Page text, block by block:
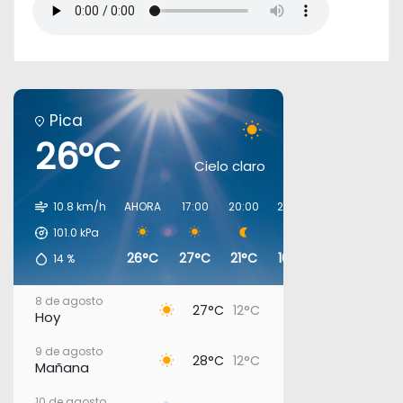
Pica
26°C Cielo claro
10.8 km/h
101.0 kPa
14 %
AHORA
26°C
17:00
27°C
20:00
21°C
23:00
16°C
8 de agosto
Hoy 27°C 12°C
9 de agosto
Mañana 28°C 12°C